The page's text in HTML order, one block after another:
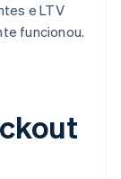
e LTV
funcionou.